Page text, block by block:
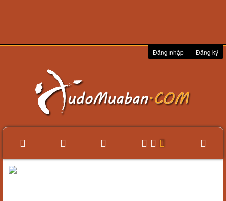
Đăng nhập Đăng ký